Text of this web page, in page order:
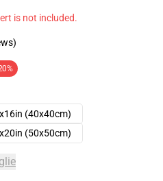
is not included.
(40x40cm)
(50x50cm)